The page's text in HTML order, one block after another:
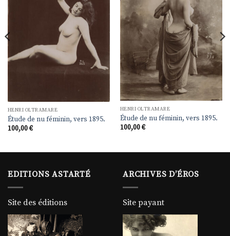
liste de
souhaits
HENRI OLTRAMARE
Étude de nu féminin, vers 1895.
100,00€
liste de
souhaits
HENRI OLTRAMARE
Étude de nu féminin, vers 1895.
100,00€
EDITIONS ASTARTÉ
Site des éditions
ARCHIVES D’ÉROS
Site payant